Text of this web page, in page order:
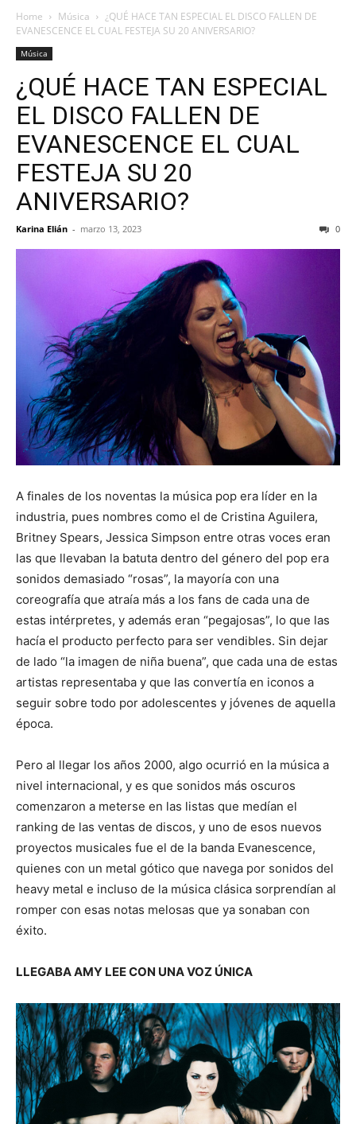
Home Música
¿QUÉ HACE TAN ESPECIAL EL DISCO FALLEN DE
EVANESCENCE EL CUAL FESTEJA SU 20 ANIVERSARIO?
Música
¿QUÉ HACE TAN ESPECIAL
EL DISCO FALLEN DE
EVANESCENCE EL CUAL
FESTEJA SU 20
ANIVERSARIO?
Karina Elián - marzo 13, 2023 0
A finales de los noventas la música pop era líder en la
industria, pues nombres como el de Cristina Aguilera,
Britney Spears, Jessica Simpson entre otras voces eran
las que llevaban la batuta dentro del género del pop era
sonidos demasiado “rosas”, la mayoría con una
coreografía que atraía más a los fans de cada una de
estas intérpretes, y además eran “pegajosas”, lo que las
hacía el producto perfecto para ser vendibles. Sin dejar
de lado “la imagen de niña buena”, que cada una de estas
artistas representaba y que las convertía en iconos a
seguir sobre todo por adolescentes y jóvenes de aquella
época.
Pero al llegar los años 2000, algo ocurrió en la música a
nivel internacional, y es que sonidos más oscuros
comenzaron a meterse en las listas que medían el
ranking de las ventas de discos, y uno de esos nuevos
proyectos musicales fue el de la banda Evanescence,
quienes con un metal gótico que navega por sonidos del
heavy metal e incluso de la música clásica sorprendían al
romper con esas notas melosas que ya sonaban con
éxito.
LLEGABA AMY LEE CON UNA VOZ ÚNICA